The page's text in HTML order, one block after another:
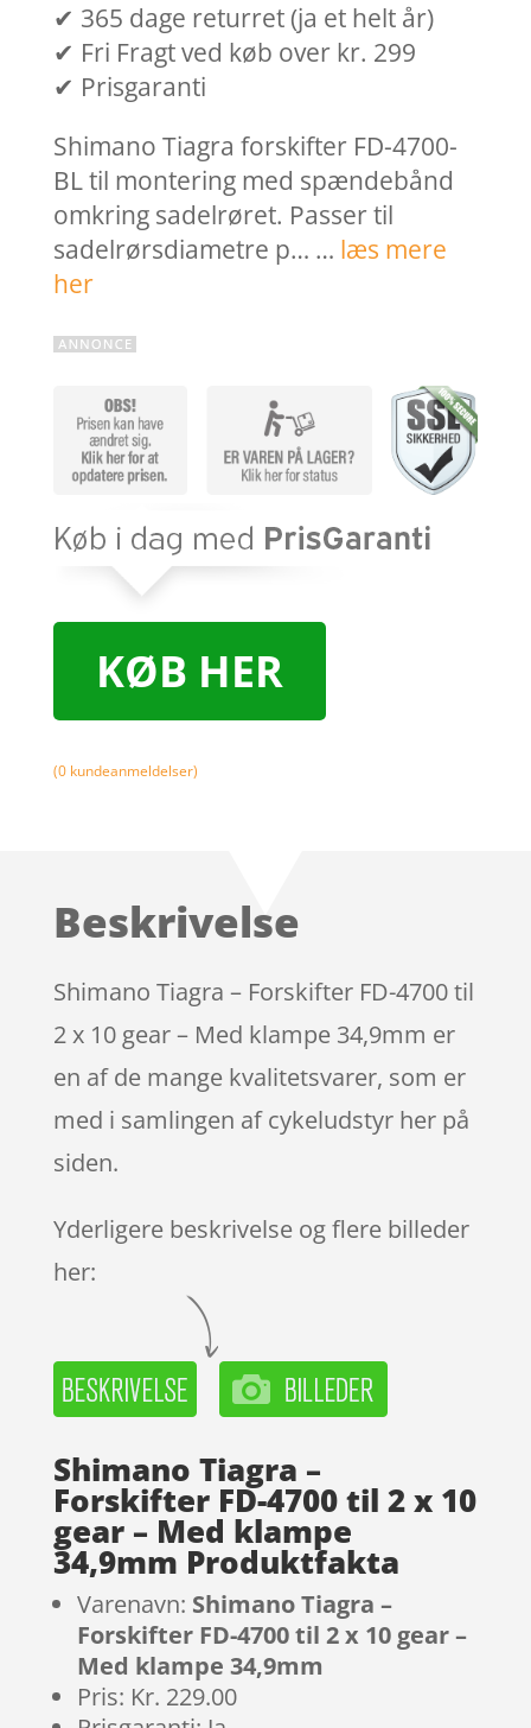
✔ 365 dage returret (ja et helt år)
✔ Fri Fragt ved køb over kr. 299
✔ Prisgaranti
Shimano Tiagra forskifter FD-4700-
BL til montering med spændebånd
omkring sadelrøret. Passer til
sadelrørsdiametre p… … læs mere
her
KØB HER
(0kundeanmeldelser)
Beskrivelse
Shimano Tiagra – Forskifter FD-4700 til
2 x 10 gear – Med klampe 34,9mm er
en af de mange kvalitetsvarer, som er
med i samlingen af cykeludstyr her på
siden.
Yderligere beskrivelse og flere billeder
her:
Shimano Tiagra –
Forskifter FD-4700 til 2 x 10
gear – Med klampe
34,9mm Produktfakta
Varenavn: Shimano Tiagra –
Forskifter FD-4700 til 2 x 10 gear –
Med klampe 34,9mm
Pris: Kr. 229.00